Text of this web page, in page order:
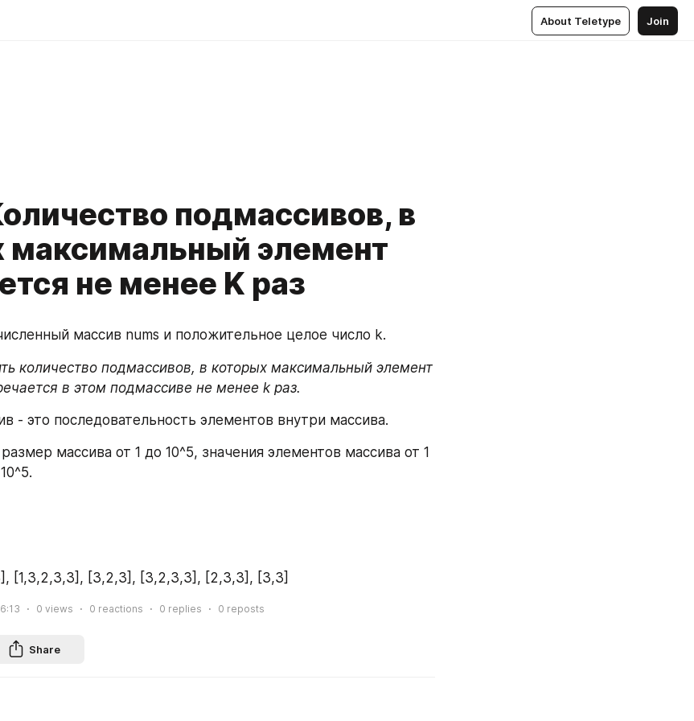
About Teletype Join
подмассивов, в
максимальный элемент
не менее K раз
массив nums и положительное целое число k.
количество подмассивов, в которых максимальный элемент
в этом подмассиве не менее k раз.
- это последовательность элементов внутри массива.
размер массива от 1 до 10^5, значения элементов массива от 1
[1,3,2,3,3], [3,2,3], [3,2,3,3], [2,3,3], [3,3]
0 views 0 reactions 0 replies 0 reposts
Share